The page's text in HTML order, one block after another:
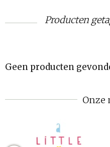
Producten
Geen producten
Onze